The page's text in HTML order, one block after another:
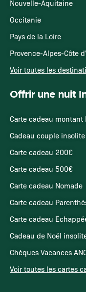
Nouvelle-Aquitaine
Occitanie
Pays de la Loire
Provence-Alpes-Côte
Voir toutes les
Offrir une nuit
Carte cadeau montant
Cadeau couple insolite
Carte cadeau 200€
Carte cadeau 500€
Carte cadeau Nomade
Carte cadeau
Carte cadeau
Cadeau de Noël
Chèques Vacances
Voir toutes les cartes